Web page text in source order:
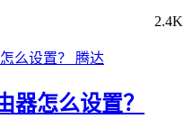
2.4K
腾达
器怎么设置？